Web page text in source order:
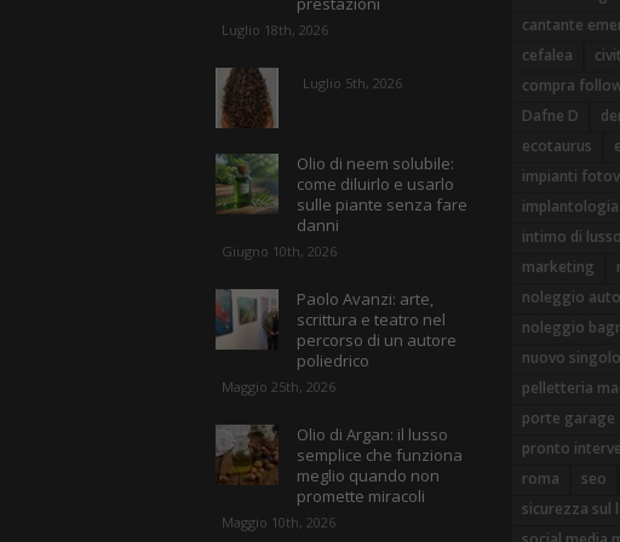
Luglio 18th, 2026
Luglio 5th, 2026
Olio di neem solubile:
come diluirlo e usarlo
sulle piante senza fare
danni
Giugno 10th, 2026
Paolo Avanzi: arte,
scrittura e teatro nel
percorso di un autore
poliedrico
Maggio 25th, 2026
Olio di Argan: il lusso
semplice che funziona
meglio quando non
promette miracoli
Maggio 10th, 2026
cantante
cefalea
compra
Dafne D
ecotaurus
impianti
implantologia
intimo di lusso
marketing
noleggio auto
noleggio
nuovo singolo
pelletteria
porte garage
pronto
roma
seo
sicurezza sul